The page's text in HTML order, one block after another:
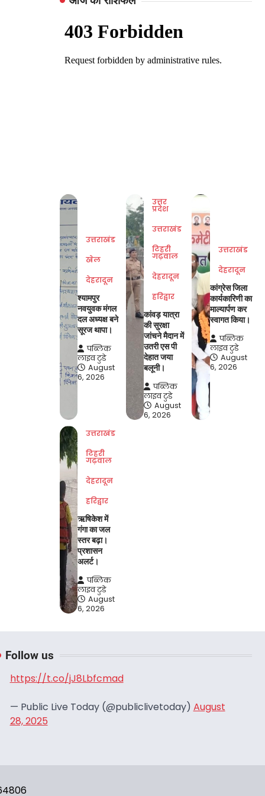
उत्तराखंड
खेल
देहरादून
श्यामपुर
नवयुवक मंगल
दल अध्यक्ष बने
सूरज थापा।
पब्लिक
लाइव टुडे
August
6, 2026
उत्तर
प्रदेश
उत्तराखंड
टिहरी
गढ़वाल
देहरादून
हरिद्वार
कांवड़ यात्रा
की सुरक्षा
जांचने मैदान में
उतरी एस पी
देहात जया
बलूनी।
पब्लिक
लाइव टुडे
August
6, 2026
उत्तराखंड
देहरादून
कांग्रेस जिला
कार्यकारिणी का
माल्यार्पण कर
स्वागत किया।
पब्लिक
लाइव टुडे
August
6, 2026
उत्तराखंड
टिहरी
गढ़वाल
देहरादून
हरिद्वार
ऋषिकेश में
गंगा का जल
स्तर बढ़ा।
प्रशासन
अलर्ट।
पब्लिक
लाइव टुडे
August
6, 2026
Follow us
https://t.co/jJ8Lbfcmad
— Public Live Today (@publiclivetoday) August
28, 2025